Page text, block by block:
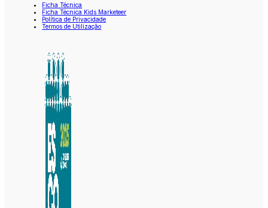
Ficha Técnica
Ficha Técnica Kids Marketeer
Política de Privacidade
Termos de Utilização